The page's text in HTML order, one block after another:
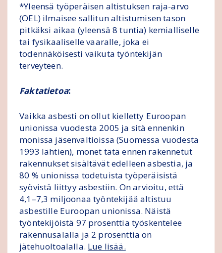
*Yleensä työperäisen altistuksen raja-arvo
(OEL) ilmaisee sallitun altistumisen tason
pitkäksi aikaa (yleensä 8 tuntia) kemialliselle
tai fysikaaliselle vaaralle, joka ei
todennäköisesti vaikuta työntekijän
terveyteen.
Faktatietoa:
Vaikka asbesti on ollut kielletty Euroopan
unionissa vuodesta 2005 ja sitä ennenkin
monissa jäsenvaltioissa (Suomessa vuodesta
1993 lähtien), monet tätä ennen rakennetut
rakennukset sisältävät edelleen asbestia, ja
80 % unionissa todetuista työperäisistä
syövistä liittyy asbestiin. On arvioitu, että
4,1–7,3 miljoonaa työntekijää altistuu
asbestille Euroopan unionissa. Näistä
työntekijöistä 97 prosenttia työskentelee
rakennusalalla ja 2 prosenttia on
jätehuoltoalalla. Lue lisää.